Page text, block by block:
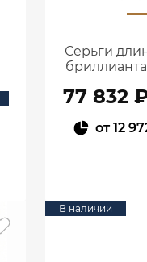
Серьги
77 832
от12
В наличии